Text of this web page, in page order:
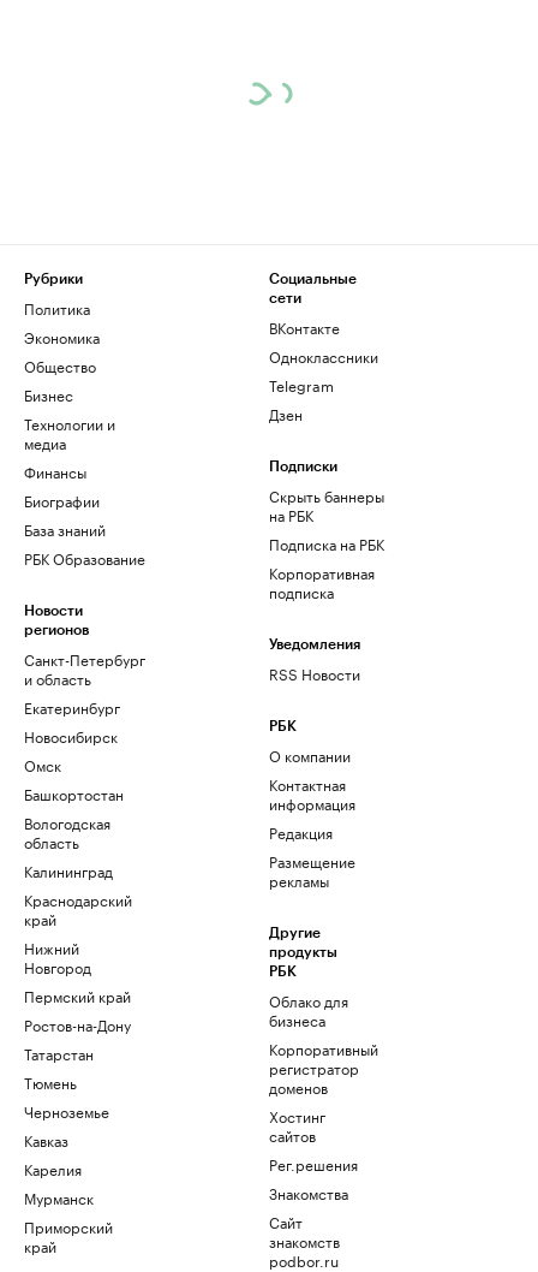
Рубрики
Политика
Экономика
Общество
Бизнес
Технологии и
медиа
Финансы
Биографии
База знаний
РБК Образование
Новости
регионов
Санкт-Петербург
и область
Екатеринбург
Новосибирск
Омск
Башкортостан
Вологодская
область
Калининград
Краснодарский
край
Нижний
Новгород
Пермский край
Ростов-на-Дону
Татарстан
Тюмень
Черноземье
Кавказ
Карелия
Мурманск
Приморский
край
Социальные
сети
ВКонтакте
Одноклассники
Telegram
Дзен
Подписки
Скрыть баннеры
на РБК
Подписка на РБК
Корпоративная
подписка
Уведомления
RSS Новости
РБК
О компании
Контактная
информация
Редакция
Размещение
рекламы
Другие
продукты
РБК
Облако для
бизнеса
Корпоративный
регистратор
доменов
Хостинг
сайтов
Рег.решения
Знакомства
Сайт
знакомств
podbor.ru